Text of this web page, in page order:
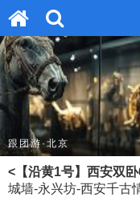
跟团游·北京
<【沿黄1号】西安双
城墙-永兴坊-西安千古